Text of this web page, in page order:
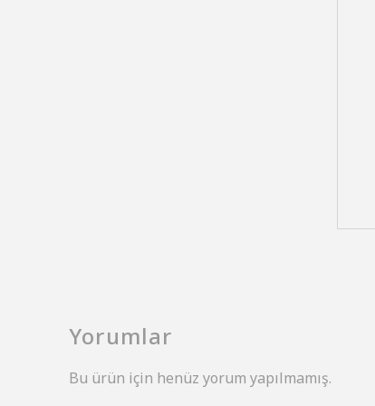
Yorumlar
Bu ürün için henüz yorum yapılmamış.